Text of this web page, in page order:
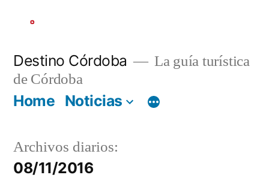
contenido
Destino Córdoba
La guía turística
de Córdoba
Home Noticias
Archivos diarios:
08/11/2016